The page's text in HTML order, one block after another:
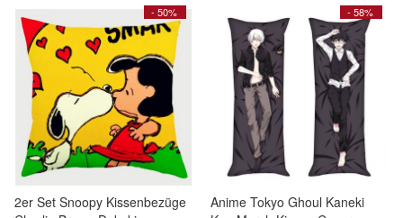
- 50%
2er Set Snoopy Kissenbezüge
- 58%
Anime Tokyo Ghoul Kaneki